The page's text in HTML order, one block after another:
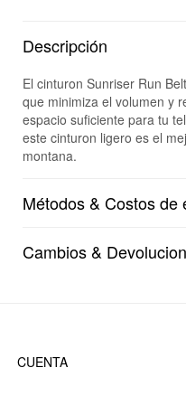
Descripción
El cinturon Sunriser Run
que minimiza el volumen y
espacio suficiente para tu
este cinturon ligero es el
montana.
Métodos & Costos de
Cambios &
CUENTA